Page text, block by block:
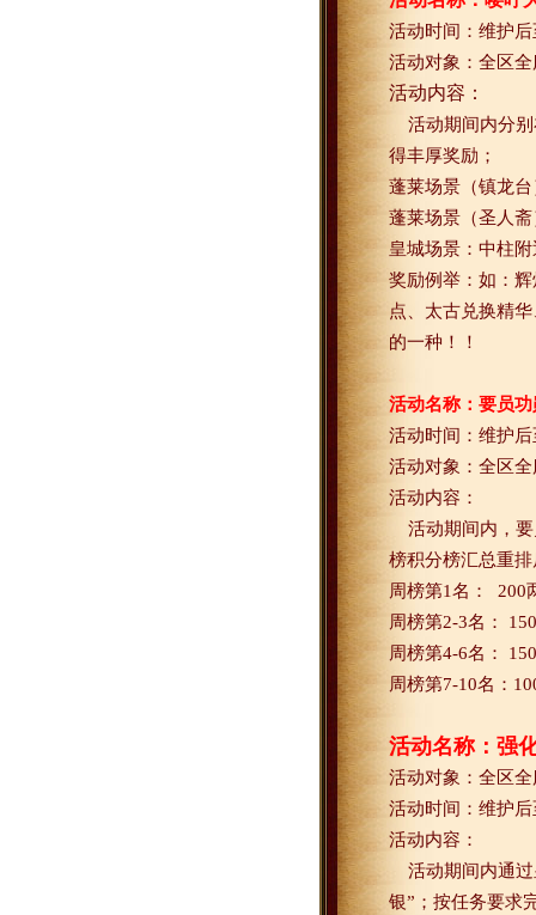
活动时间： 维护后
活动对象：全区全
活动内容：
活动期间内分
得丰厚奖励；
蓬莱场景（镇龙
蓬莱场景（圣人
皇城场景：中柱
奖励例举：如：
点、太古兑换精
的一种！！
活动名称：要员
活动时间：维护后
活动对象：全区全
活动内容：
活动期间内，
榜积分榜汇总重
周榜第1名： 200
周榜第2-3名： 150
周榜第4-6名： 150
周榜第7-10名：
活动名称：强
活动对象：全区全
活动时间： 维护后
活动内容：
活动期间内通
银”；按任务要求